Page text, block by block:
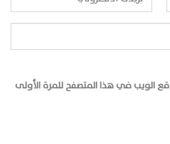
الويب في هذا المتصفح للمرة الأولى